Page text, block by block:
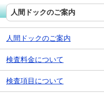
人間ドックのご案内
人間ドックのご案内
検査料金について
検査項目について